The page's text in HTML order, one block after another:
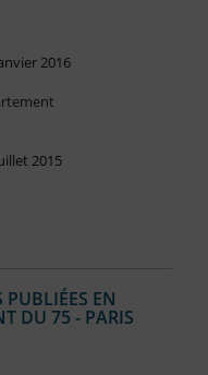
2016
2015
EN
DU 75 - PARIS